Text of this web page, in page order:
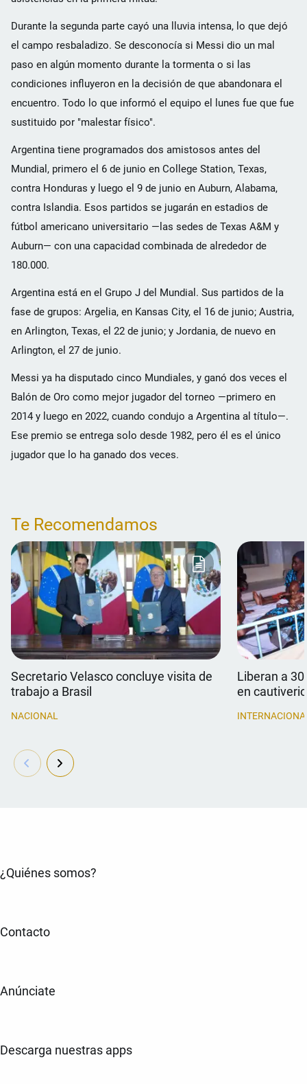
Durante la segunda parte cayó una lluvia intensa, lo que dejó
el campo resbaladizo. Se desconocía si Messi dio un mal
paso en algún momento durante la tormenta o si las
condiciones influyeron en la decisión de que abandonara el
encuentro. Todo lo que informó el equipo el lunes fue que fue
sustituido por "malestar físico".
Argentina tiene programados dos amistosos antes del
Mundial, primero el 6 de junio en College Station, Texas,
contra Honduras y luego el 9 de junio en Auburn, Alabama,
contra Islandia. Esos partidos se jugarán en estadios de
fútbol americano universitario —las sedes de Texas A&M y
Auburn— con una capacidad combinada de alrededor de
180.000.
Argentina está en el Grupo J del Mundial. Sus partidos de la
fase de grupos: Argelia, en Kansas City, el 16 de junio; Austria,
en Arlington, Texas, el 22 de junio; y Jordania, de nuevo en
Arlington, el 27 de junio.
Messi ya ha disputado cinco Mundiales, y ganó dos veces el
Balón de Oro como mejor jugador del torneo —primero en
2014 y luego en 2022, cuando condujo a Argentina al título—.
Ese premio se entrega solo desde 1982, pero él es el único
jugador que lo ha ganado dos veces.
Te Recomendamos
Secretario Velasco concluye visita de
trabajo a Brasil
NACIONAL
Liberan a
en
¿Quiénes somos?
Contacto
Anúnciate
Descarga nuestras apps